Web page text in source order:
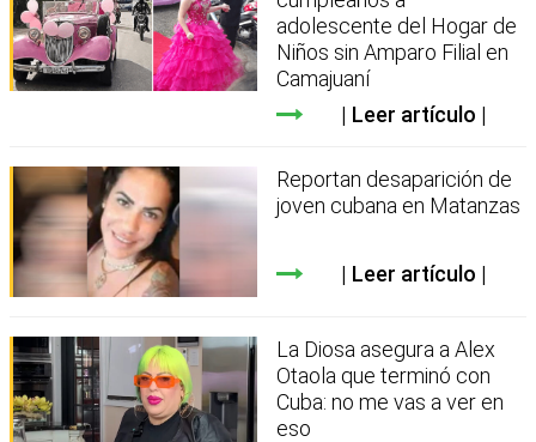
adolescente del Hogar de
Niños sin Amparo Filial en
Camajuaní
Leer artículo
Reportan desaparición de
joven cubana en Matanzas
Leer artículo
La Diosa asegura a Alex
Otaola que terminó con
Cuba: no me vas a ver en
eso